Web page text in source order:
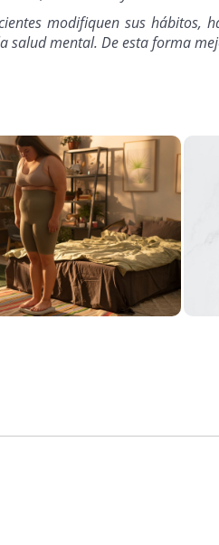
modifiquen sus hábitos,
mental. De esta forma